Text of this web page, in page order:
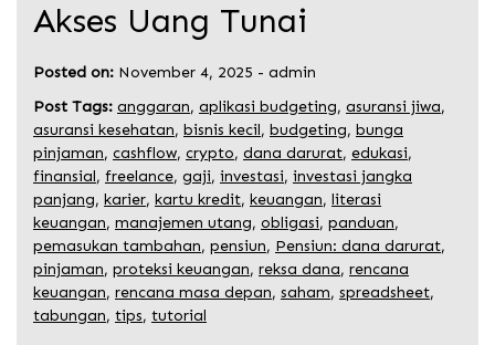
Akses Uang Tunai
Posted on: November 4, 2025 - admin
Post Tags: anggaran, aplikasi budgeting, asuransi jiwa,
asuransi kesehatan, bisnis kecil, budgeting, bunga
pinjaman, cashflow, crypto, dana darurat, edukasi,
finansial, freelance, gaji, investasi, investasi jangka
panjang, karier, kartu kredit, keuangan, literasi
keuangan, manajemen utang, obligasi, panduan,
pemasukan tambahan, pensiun, Pensiun: dana darurat,
pinjaman, proteksi keuangan, reksa dana, rencana
keuangan, rencana masa depan, saham, spreadsheet,
tabungan, tips, tutorial